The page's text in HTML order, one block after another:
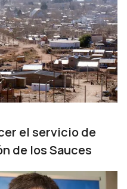
el servicio de
de los Sauces